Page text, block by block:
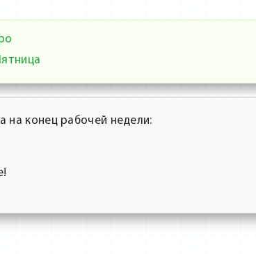
на конец рабочей недели: